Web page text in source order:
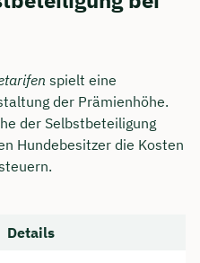
spielt eine
der Prämienhöhe.
der Selbstbeteiligung
Hundebesitzer die Kosten
Details